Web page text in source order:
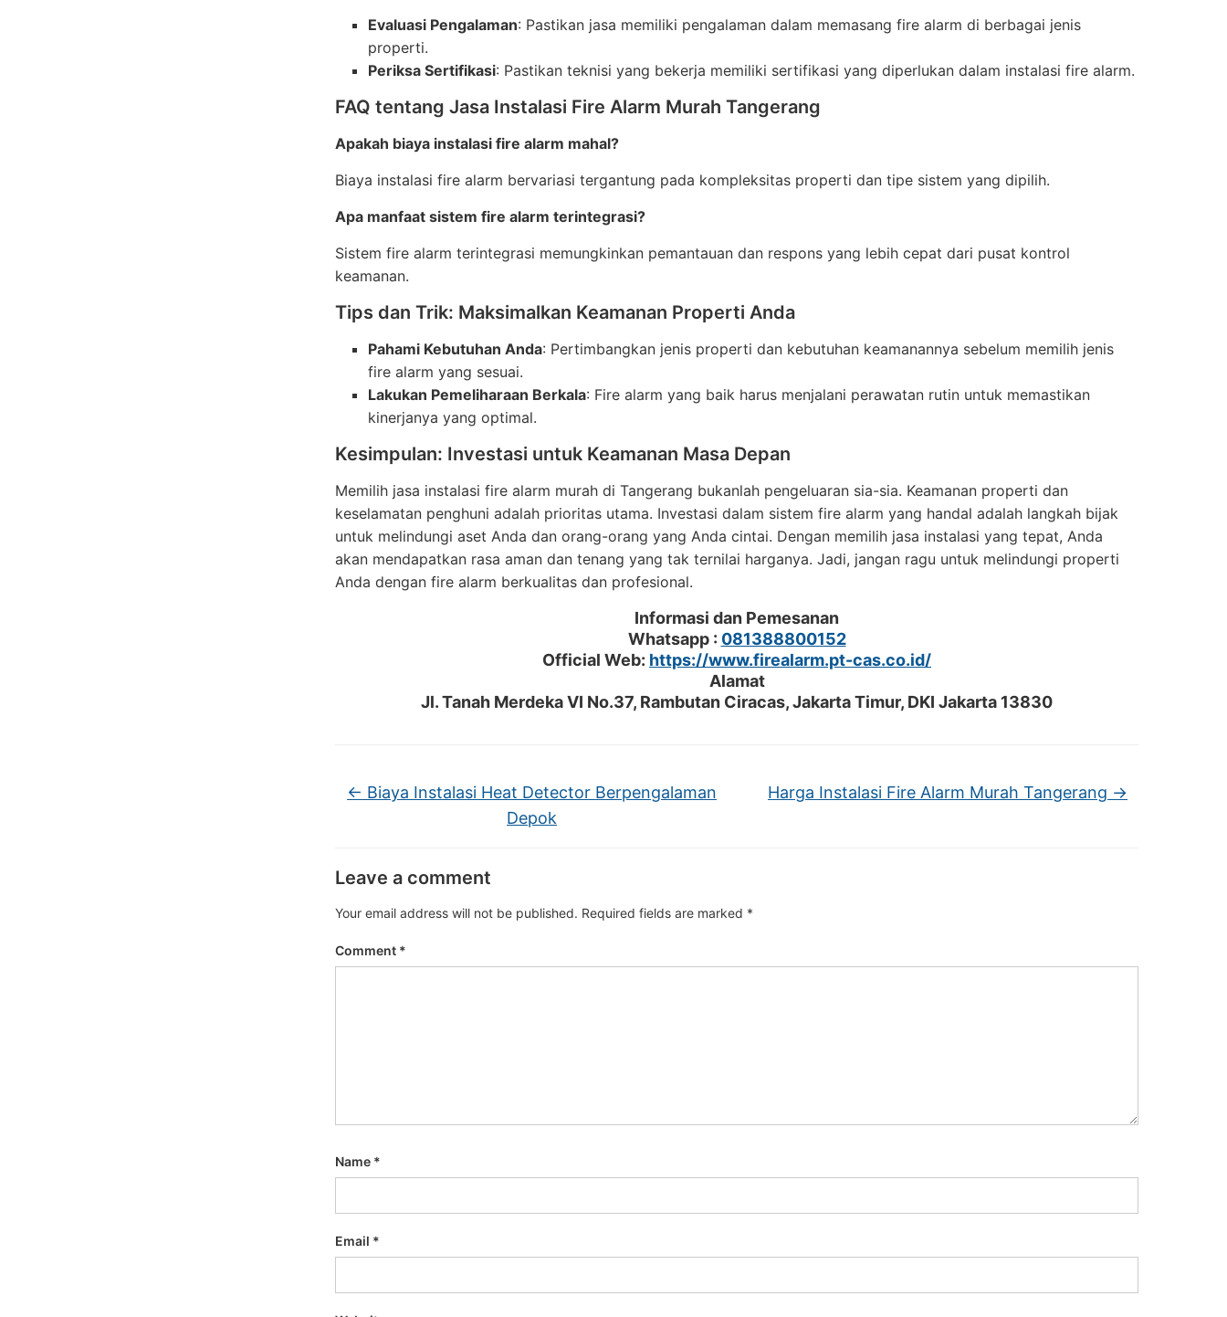
Evaluasi Pengalaman: Pastikan jasa memiliki pengalaman dalam memasang fire alarm di berbagai jenis
properti.
Periksa Sertifikasi: Pastikan teknisi yang bekerja memiliki sertifikasi yang diperlukan dalam instalasi fire alarm.
FAQ tentang Jasa Instalasi Fire Alarm Murah Tangerang
Apakah biaya instalasi fire alarm mahal?
Biaya instalasi fire alarm bervariasi tergantung pada kompleksitas properti dan tipe sistem yang dipilih.
Apa manfaat sistem fire alarm terintegrasi?
Sistem fire alarm terintegrasi memungkinkan pemantauan dan respons yang lebih cepat dari pusat kontrol
keamanan.
Tips dan Trik: Maksimalkan Keamanan Properti Anda
Pahami Kebutuhan Anda: Pertimbangkan jenis properti dan kebutuhan keamanannya sebelum memilih jenis
fire alarm yang sesuai.
Lakukan Pemeliharaan Berkala: Fire alarm yang baik harus menjalani perawatan rutin untuk memastikan
kinerjanya yang optimal.
Kesimpulan: Investasi untuk Keamanan Masa Depan
Memilih jasa instalasi fire alarm murah di Tangerang bukanlah pengeluaran sia-sia. Keamanan properti dan
keselamatan penghuni adalah prioritas utama. Investasi dalam sistem fire alarm yang handal adalah langkah bijak
untuk melindungi aset Anda dan orang-orang yang Anda cintai. Dengan memilih jasa instalasi yang tepat, Anda
akan mendapatkan rasa aman dan tenang yang tak ternilai harganya. Jadi, jangan ragu untuk melindungi properti
Anda dengan fire alarm berkualitas dan profesional.
Informasi dan Pemesanan
Whatsapp : 081388800152
Official Web: https://www.firealarm.pt-cas.co.id/
Alamat
Jl. Tanah Merdeka VI No.37, Rambutan Ciracas, Jakarta Timur, DKI Jakarta 13830
← Biaya Instalasi Heat Detector Berpengalaman
Depok
Harga Instalasi Fire Alarm Murah Tangerang →
Leave a comment
Your email address will not be published. Required fields are marked *
Comment *
Name *
Email *